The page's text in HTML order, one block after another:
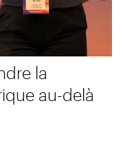
la
au-delà